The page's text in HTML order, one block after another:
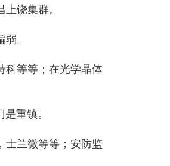
饶集群。
。
科等等；在光学晶体
重镇。
士兰微等等；安防监